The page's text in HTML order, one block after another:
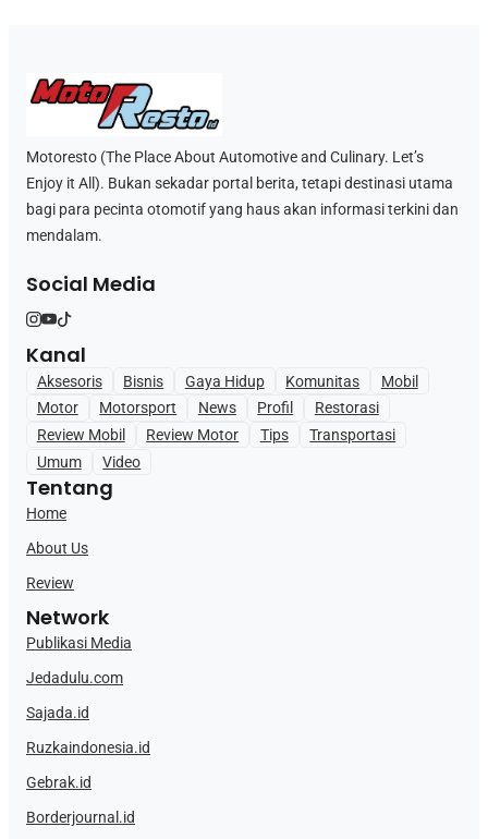
Motoresto (The Place About Automotive and Culinary. Let’s
Enjoy it All). Bukan sekadar portal berita, tetapi destinasi utama
bagi para pecinta otomotif yang haus akan informasi terkini dan
mendalam.
Social Media
Kanal
Aksesoris Bisnis Gaya Hidup Komunitas
Mobil
Motor
Motorsport News Profil
Restorasi
Review Mobil
Review Motor Tips
Transportasi
Umum
Video
Tentang
Home
About Us
Review
Network
Publikasi Media
Jedadulu.com
Sajada.id
Ruzkaindonesia.id
Gebrak.id
Borderjournal.id